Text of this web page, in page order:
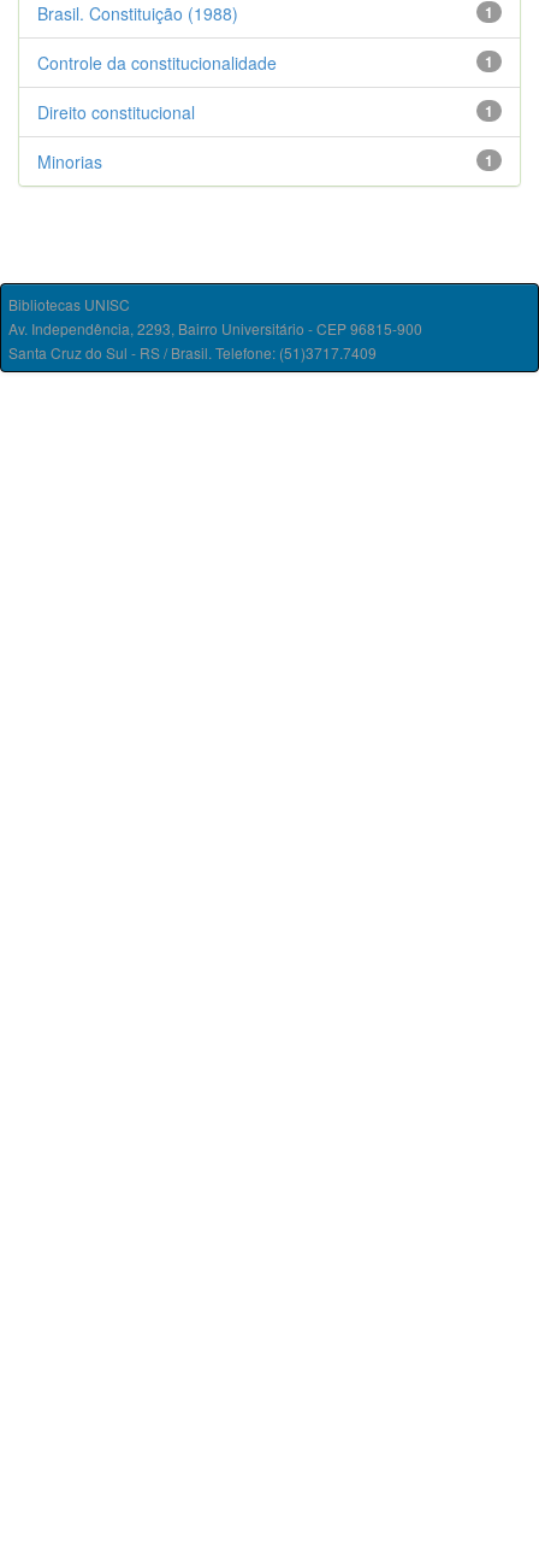
1
Brasil. Constituição (1988)
1
Controle da constitucionalidade
1
Direito constitucional
1
Minorias
Bibliotecas UNISC
Av. Independência, 2293, Bairro Universitário - CEP 96815-900
Santa Cruz do Sul - RS / Brasil. Telefone: (51)3717.7409